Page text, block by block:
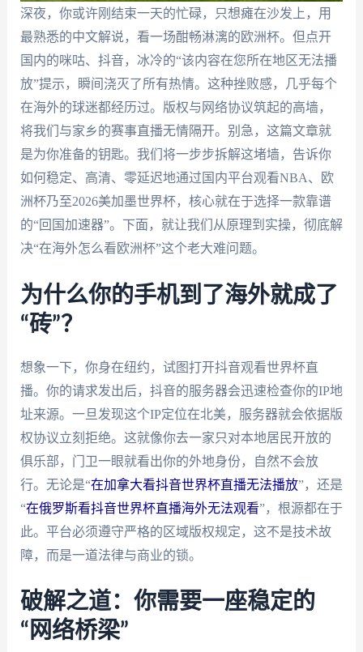
深夜，你或许刚结束一天的忙碌，只想瘫在沙发上，用
最熟悉的中文解说，看一场酣畅淋漓的欧洲杯。但点开
国内的咪咕、抖音，冰冷的“该内容在您所在地区无法播
放”提示，瞬间浇灭了所有热情。这种挫败感，几乎每个
在海外的球迷都经历过。版权与网络协议筑起的高墙，
将我们与家乡的赛事直播无情隔开。别急，这篇文章就
是为你准备的钥匙。我们将一步步拆解这堵墙，告诉你
如何稳定、高清、零延迟地通过国内平台观看NBA、欧
洲杯乃至2026美加墨世界杯，核心就在于选择一款靠谱
的“回国加速器”。下面，就让我们从原理到实操，彻底解
决“在海外怎么看欧洲杯”这个老大难问题。
为什么你的手机到了海外就成了
“砖”？
想象一下，你身在纽约，试图打开抖音观看世界杯直
播。你的请求发出后，抖音的服务器会迅速检查你的IP地
址来源。一旦发现这个IP定位在北美，服务器就会依据版
权协议立刻拒绝。这就像你去一家只对本地居民开放的
俱乐部，门卫一眼就看出你的外地身份，自然不会放
行。无论是“在加拿大看抖音世界杯直播无法播放”，还是
“在俄罗斯看抖音世界杯直播海外无法观看”，根源都在于
此。平台必须遵守严格的区域版权规定，这不是技术故
障，而是一道法律与商业的锁。
破解之道：你需要一座稳定的
“网络桥梁”